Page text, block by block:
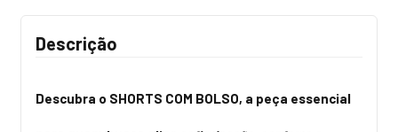
Descrição
Descubra o SHORTS COM BOLSO, a peça essencial